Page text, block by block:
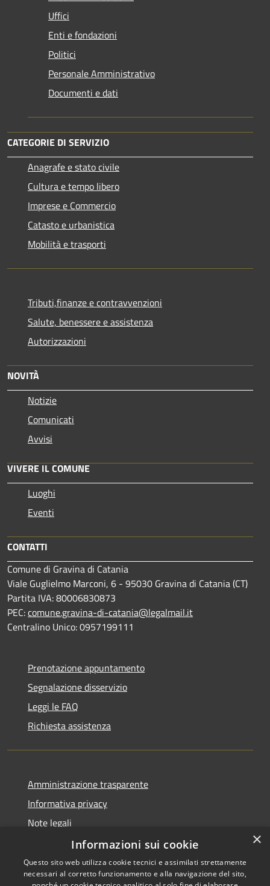
Uffici
Enti e fondazioni
Politici
Personale Amministrativo
Documenti e dati
CATEGORIE DI SERVIZIO
Anagrafe e stato civile
Cultura e tempo libero
Imprese e Commercio
Catasto e urbanistica
Mobilità e trasporti
Tributi,finanze e contravvenzioni
Salute, benessere e assistenza
Autorizzazioni
NOVITÀ
Notizie
Comunicati
Avvisi
VIVERE IL COMUNE
Luoghi
Eventi
CONTATTI
Comune di Gravina di Catania
Viale Guglielmo Marconi, 6 - 95030 Gravina di Catania (CT)
Partita IVA: 80006830873
PEC:comune.gravina-di-catania@legalmail.it
Centralino Unico: 0957199111
Prenotazione appuntamento
Segnalazione disservizio
Leggi le FAQ
Richiesta assistenza
Amministrazione trasparente
Informativa privacy
Note legali
Dichiarazione di accessibilità
×
Informazioni sui cookie
Questo sito web utilizza cookie tecnici e assimilati strettamente
necessari al corretto funzionamento e alla navigazione del sito,